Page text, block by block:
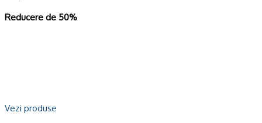
Reducere de 50%
Vezi produse